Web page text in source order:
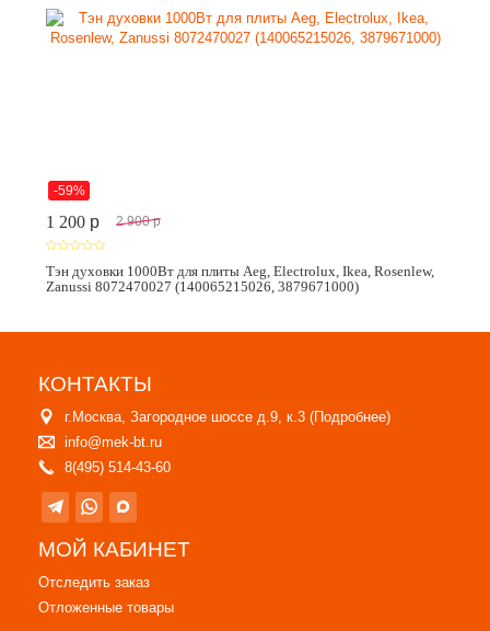
-59%
1 200 p 2 900 p
Тэн духовки 1000Вт для плиты Aeg, Electrolux, Ikea, Rosenlew,
Zanussi 8072470027 (140065215026, 3879671000)
КОНТАКТЫ
г.Москва, Загородное шоссе д.9, к.3 (Подробнее)
info@mek-bt.ru
8(495) 514-43-60
МОЙ КАБИНЕТ
Отследить заказ
Отложенные товары